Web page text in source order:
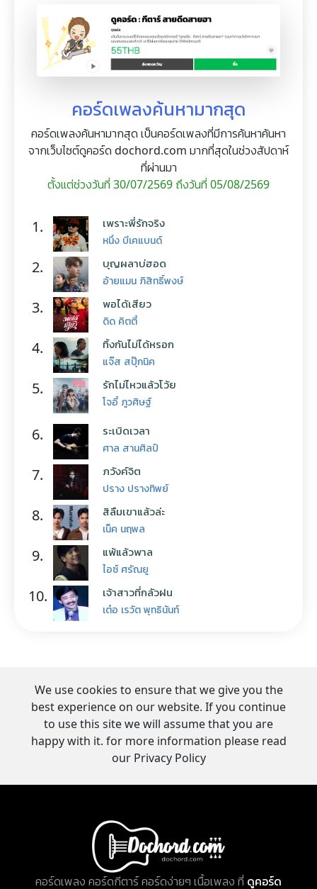
คอร์ดเพลงค้นหามากสุด
คอร์ดเพลงค้นหามากสุด เป็นคอร์ดเพลงที่มีการค้นหาค้นหา
จากเว็บไซต์ดูคอร์ด dochord.com มากที่สุดในช่วงสัปดาห์
ที่ผ่านมา
ตั้งแต่ช่วงวันที่ 30/07/2569 ถึงวันที่ 05/08/2569
1. เพราะพี่รักจริง
หนึ่ง บีเคแบนด์
2. บุญผลาบ่ฮอด
อ้ายแมน ภิสิทธิ์พงษ์
3. พอได้เสียว
ดิด คิตตี้
4. ทิ้งกันไม่ได้หรอก
แจ๊ส สปุ๊กนิค
5. รักไม่ไหวแล้วโว้ย
โจอี้ ภูวศิษฐ์
6. ระเบิดเวลา
ศาล สานศิลป์
7. ภวังค์จิต
ปราง ปรางทิพย์
8. สิลืมเขาแล้วล่ะ
เน็ค นฤพล
9. แพ้แล้วพาล
ไอซ์ ศรัณยู
10. เจ้าสาวที่กลัวฝน
เต๋อ เรวัต พุทธินันท์
We use cookies to ensure that we give you the
best experience on our website. If you continue
to use this site we will assume that you are
happy with it. for more information please read
our Privacy Policy
คอร์ดเพลง คอร์ดกีตาร์ คอร์ดง่ายๆ เนื้อเพลง ที่ ดูคอร์ด